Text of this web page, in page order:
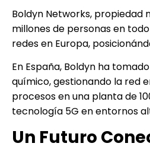
Boldyn Networks, propiedad
millones de personas en
redes en Europa,
En España, Boldyn ha
químico, gestionando la red
procesos en una planta de
tecnología 5G en entornos
Un Futuro